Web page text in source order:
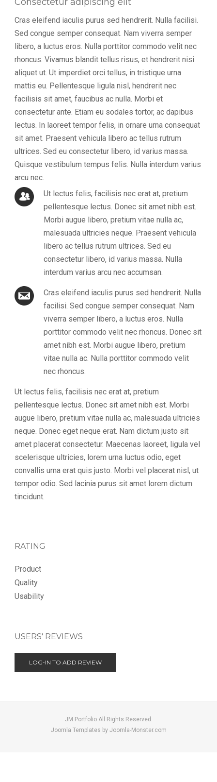
Cras eleifend iaculis purus sed hendrerit. Nulla facilisi.
Sed congue semper consequat. Nam viverra semper
libero, a luctus eros. Nulla porttitor commodo velit nec
rhoncus. Vivamus blandit tellus risus, et hendrerit nisi
aliquet ut. Ut imperdiet orci tellus, in tristique urna
mattis eu. Pellentesque ligula nisl, hendrerit nec
facilisis sit amet, faucibus ac nulla. Morbi et
consectetur ante. Etiam eu sodales tortor, ac dapibus
lectus. In laoreet tempor felis, in ornare urna consequat
sit amet. Praesent vehicula libero ac tellus rutrum
ultrices. Sed eu consectetur libero, id varius massa.
Quisque vestibulum tempus felis. Nulla interdum varius
arcu nec.
Ut lectus felis, facilisis nec erat at, pretium
pellentesque lectus. Donec sit amet nibh est.
Morbi augue libero, pretium vitae nulla ac,
malesuada ultricies neque. Praesent vehicula
libero ac tellus rutrum ultrices. Sed eu
consectetur libero, id varius massa. Nulla
interdum varius arcu nec accumsan.
Cras eleifend iaculis purus sed hendrerit. Nulla
facilisi. Sed congue semper consequat. Nam
viverra semper libero, a luctus eros. Nulla
porttitor commodo velit nec rhoncus. Donec sit
amet nibh est. Morbi augue libero, pretium
vitae nulla ac. Nulla porttitor commodo velit
nec rhoncus.
Ut lectus felis, facilisis nec erat at, pretium
pellentesque lectus. Donec sit amet nibh est. Morbi
augue libero, pretium vitae nulla ac, malesuada ultricies
neque. Donec eget neque erat. Nam dictum justo sit
amet placerat consectetur. Maecenas laoreet, ligula vel
scelerisque ultricies, lorem urna luctus odio, eget
convallis urna erat quis justo. Morbi vel placerat nisl, ut
tempor odio. Sed lacinia purus sit amet lorem dictum
tincidunt.
RATING
Product
Quality
Usability
USERS' REVIEWS
LOG-IN TO ADD REVIEW
JM Portfolio All Rights Reserved.
Joomla Templates by Joomla-Monster.com